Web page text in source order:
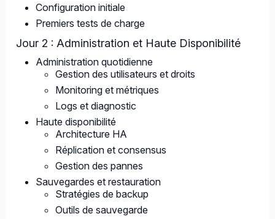
Configuration initiale
Premiers tests de charge
Jour 2 : Administration et Haute Disponibilité
Administration quotidienne
Gestion des utilisateurs et droits
Monitoring et métriques
Logs et diagnostic
Haute disponibilité
Architecture HA
Réplication et consensus
Gestion des pannes
Sauvegardes et restauration
Stratégies de backup
Outils de sauvegarde